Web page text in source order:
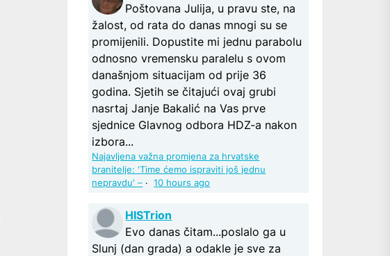
Poštovana Julija, u pravu ste, na
žalost, od rata do danas mnogi su se
promijenili. Dopustite mi jednu parabolu
odnosno vremensku paralelu s ovom
današnjom situacijam od prije 36
godina. Sjetih se čitajući ovaj grubi
nasrtaj Janje Bakalić na Vas prve
sjednice Glavnog odbora HDZ-a nakon
izbora...
Najavljena važna promjena za hrvatske
branitelje: 'Time ćemo ispraviti još jednu
nepravdu' – ·10 hours ago
HISTrion
Evo danas čitam...poslalo ga u
Slunj (dan grada) a odakle je sve za